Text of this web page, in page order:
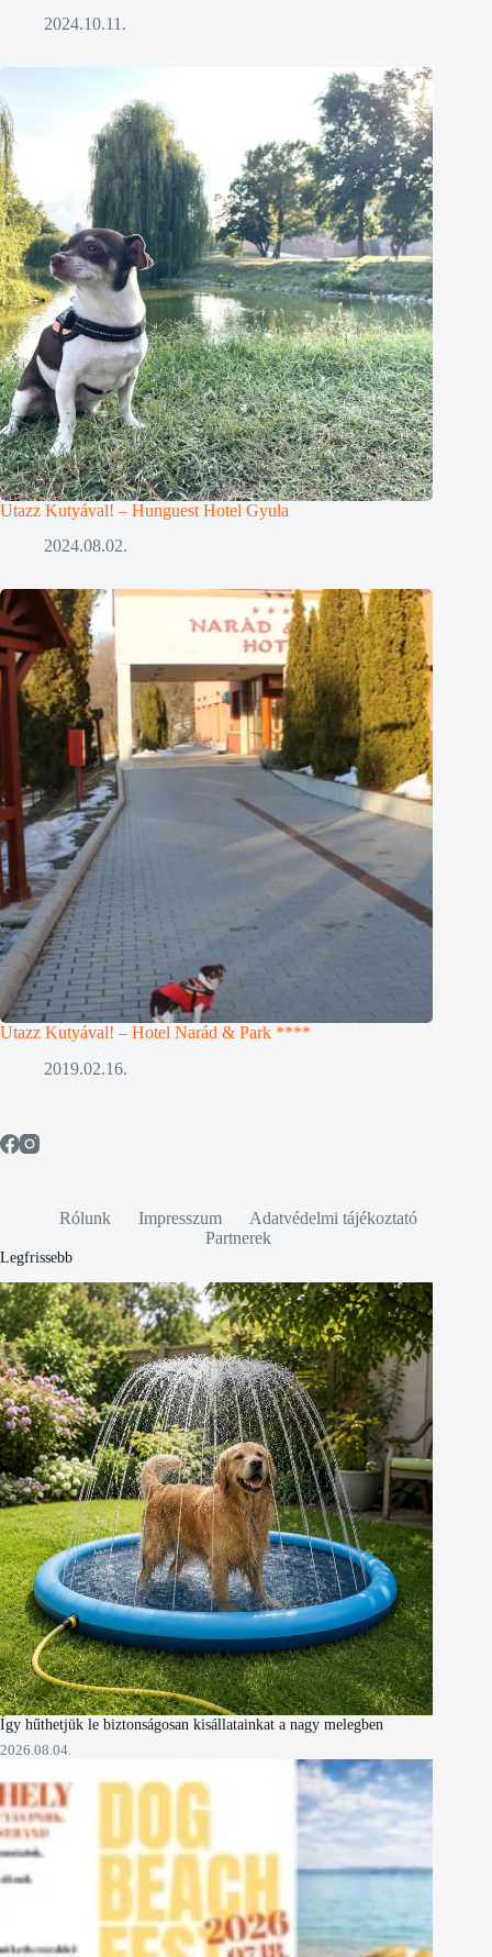
2024.10.11.
Utazz Kutyával! – Hunguest Hotel Gyula
2024.08.02.
Utazz Kutyával! – Hotel Narád & Park ****
2019.02.16.
Rólunk Impresszum
Adatvédelmi tájékoztató
Partnerek
Legfrissebb
Így hűthetjük le biztonságosan kisállatainkat a nagy melegben
2026.08.04.